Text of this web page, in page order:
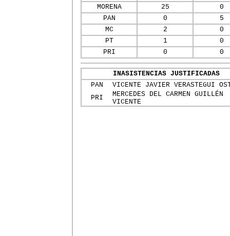
MORENA
25
0
PAN
0
5
MC
2
0
PT
1
0
PRI
0 0
INASISTENCIAS JUSTIFICADAS
PAN
VICENTE JAVIER VERASTEGUI
PRI
MERCEDES DEL CARMEN GUILLÉN
VICENTE